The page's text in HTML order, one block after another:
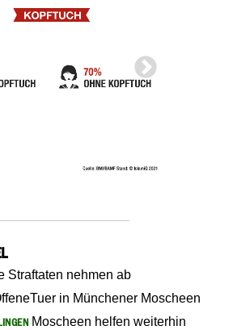
Straftaten nehmen ab
in Münchener Moscheen
Moscheen helfen weiterhin